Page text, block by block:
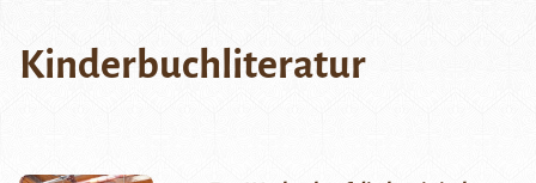
Kinderbuchliteratur